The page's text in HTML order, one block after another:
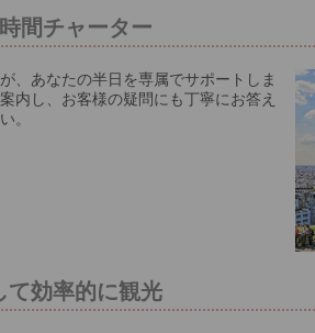
間チャーター
、あなたの半日を専属でサポートしま
内し、お客様の疑問にも丁寧にお答え
。
て効率的に観光